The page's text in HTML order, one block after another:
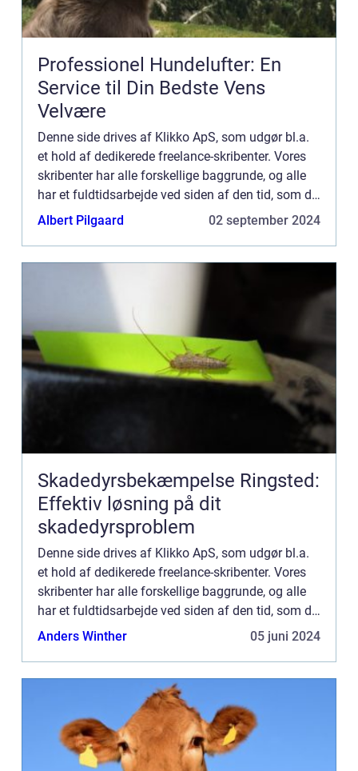
Professionel Hundelufter: En
Service til Din Bedste Vens
Velvære
Denne side drives af Klikko ApS, som udgør bl.a.
et hold af dedikerede freelance-skribenter. Vores
skribenter har alle forskellige baggrunde, og alle
har et fuldtidsarbejde ved siden af den tid, som de
bruger på at skrive aktuelle indlæg til denne bl...
Albert Pilgaard 02 september 2024
Skadedyrsbekæmpelse Ringsted:
Effektiv løsning på dit
skadedyrsproblem
Denne side drives af Klikko ApS, som udgør bl.a.
et hold af dedikerede freelance-skribenter. Vores
skribenter har alle forskellige baggrunde, og alle
har et fuldtidsarbejde ved siden af den tid, som de
bruger på at skrive aktuelle indlæg til denne bl...
Anders Winther 05 juni 2024